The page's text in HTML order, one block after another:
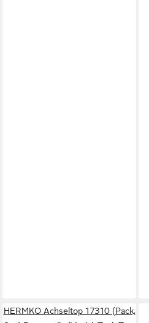
HERMKO Achseltop 17310 (Pack,